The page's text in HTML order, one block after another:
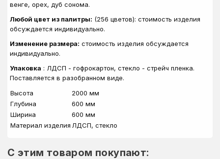
венге, орех, дуб сонома.
Любой цвет из палитры: (256 цветов): стоимость изделия
обсуждается индивидуально.
Изменение размера: стоимость изделия обсуждается
индивидуально.
Упаковка : ЛДСП - гофрокартон, стекло - стрейч пленка.
Поставляется в разобранном виде.
Высота
2000 мм
Глубина
600 мм
Ширина
600 мм
Материал изделия ЛДСП, стекло
C этим товаром покупают: